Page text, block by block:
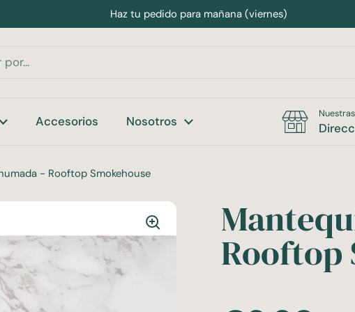
Haz tu pedido para mañana (viernes)
Accesorios Nosotros
- Rooftop Smokehouse
Rooftop